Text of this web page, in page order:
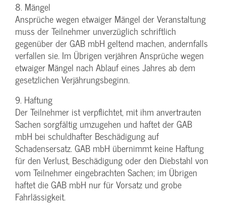
8. Mängel
Ansprüche wegen etwaiger Mängel der Veranstaltung
muss der Teilnehmer unverzüglich schriftlich
gegenüber der GAB mbH geltend machen, andernfalls
verfallen sie. Im Übrigen verjähren Ansprüche wegen
etwaiger Mängel nach Ablauf eines Jahres ab dem
gesetzlichen Verjährungsbeginn.
9. Haftung
Der Teilnehmer ist verpflichtet, mit ihm anvertrauten
Sachen sorgfältig umzugehen und haftet der GAB
mbH bei schuldhafter Beschädigung auf
Schadensersatz. GAB mbH übernimmt keine Haftung
für den Verlust, Beschädigung oder den Diebstahl von
vom Teilnehmer eingebrachten Sachen; im Übrigen
haftet die GAB mbH nur für Vorsatz und grobe
Fahrlässigkeit.